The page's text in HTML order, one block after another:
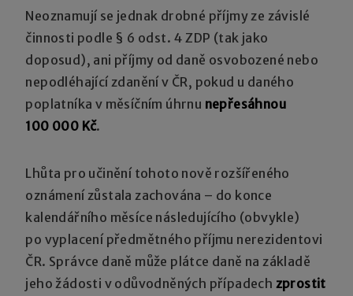
Neoznamují se jednak drobné příjmy ze závislé
činnosti podle § 6 odst. 4 ZDP (tak jako
doposud), ani příjmy od daně osvobozené nebo
nepodléhající zdanění v ČR, pokud u daného
poplatníka v měsíčním úhrnu nepřesáhnou
100 000 Kč.
Lhůta pro učinění tohoto nově rozšířeného
oznámení zůstala zachována – do konce
kalendářního měsíce následujícího (obvykle)
po vyplacení předmětného příjmu nerezidentovi
ČR. Správce daně může plátce daně na základě
jeho žádosti v odůvodněných případech zprostit